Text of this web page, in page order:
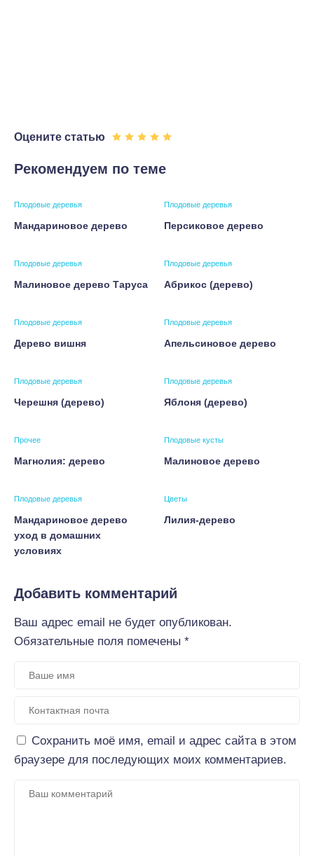
Оцените статью
Рекомендуем по теме
Плодовые деревья
Мандариновое дерево
Плодовые деревья
Персиковое дерево
Плодовые деревья
Малиновое дерево Таруса
Плодовые деревья
Абрикос (дерево)
Плодовые деревья
Дерево вишня
Плодовые деревья
Апельсиновое дерево
Плодовые деревья
Черешня (дерево)
Плодовые деревья
Яблоня (дерево)
Прочее
Магнолия: дерево
Плодовые кусты
Малиновое дерево
Плодовые деревья
Мандариновое дерево
уход в домашних
условиях
Цветы
Лилия-дерево
Добавить комментарий
Ваш адрес email не будет опубликован.
Обязательные поля помечены *
Сохранить моё имя, email и адрес сайта в этом
браузере для последующих моих комментариев.